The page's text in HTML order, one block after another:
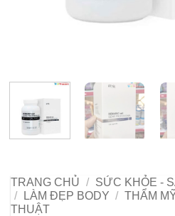
TRANG CHỦ / SỨC KHỎE -
/
LÀM ĐẸP BODY / THẨM
THUẬT